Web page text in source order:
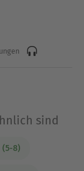
sind
(5-8)